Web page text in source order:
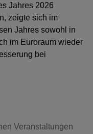
Jahres 2026
zeigte sich im
Jahres sowohl in
im Euroraum wieder
bei
Veranstaltungen